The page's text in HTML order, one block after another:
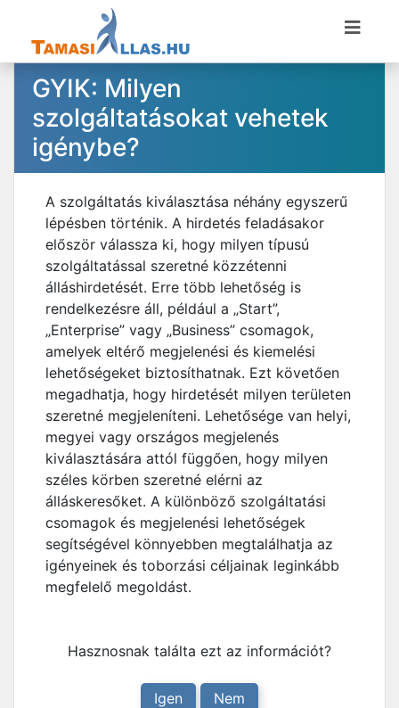
GYIK: Milyen
szolgáltatásokat vehetek
igénybe?
A szolgáltatás kiválasztása néhány egyszerű
lépésben történik. A hirdetés feladásakor
először válassza ki, hogy milyen típusú
szolgáltatással szeretné közzétenni
álláshirdetését. Erre több lehetőség is
rendelkezésre áll, például a „Start”,
„Enterprise” vagy „Business” csomagok,
amelyek eltérő megjelenési és kiemelési
lehetőségeket biztosíthatnak. Ezt követően
megadhatja, hogy hirdetését milyen területen
szeretné megjeleníteni. Lehetősége van helyi,
megyei vagy országos megjelenés
kiválasztására attól függően, hogy milyen
széles körben szeretné elérni az
álláskeresőket. A különböző szolgáltatási
csomagok és megjelenési lehetőségek
segítségével könnyebben megtalálhatja az
igényeinek és toborzási céljainak leginkább
megfelelő megoldást.
Hasznosnak találta ezt az információt?
Igen Nem